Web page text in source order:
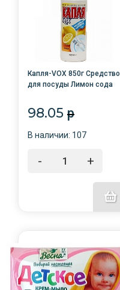
Капля-VOX 850г Средство
для посуды Лимон сода
98.05 p
В наличии: 107
- +